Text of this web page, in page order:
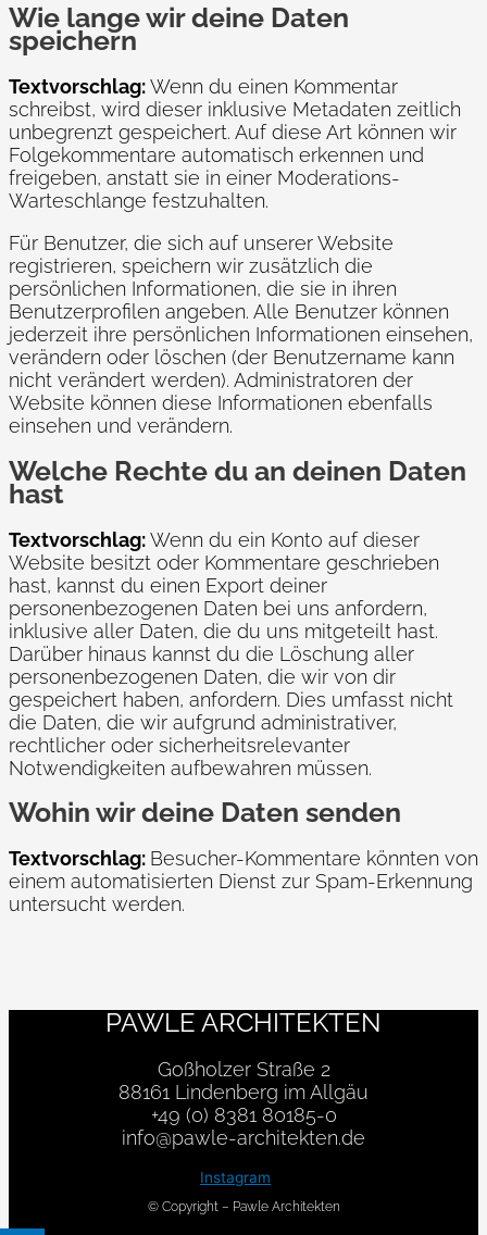
Wie lange wir deine Daten
speichern
Textvorschlag:Wenn du einen Kommentar
schreibst, wird dieser inklusive Metadaten zeitlich
unbegrenzt gespeichert. Auf diese Art können wir
Folgekommentare automatisch erkennen und
freigeben, anstatt sie in einer Moderations-
Warteschlange festzuhalten.
Für Benutzer, die sich auf unserer Website
registrieren, speichern wir zusätzlich die
persönlichen Informationen, die sie in ihren
Benutzerprofilen angeben. Alle Benutzer können
jederzeit ihre persönlichen Informationen einsehen,
verändern oder löschen (der Benutzername kann
nicht verändert werden). Administratoren der
Website können diese Informationen ebenfalls
einsehen und verändern.
Welche Rechte du an deinen Daten
hast
Textvorschlag:Wenn du ein Konto auf dieser
Website besitzt oder Kommentare geschrieben
hast, kannst du einen Export deiner
personenbezogenen Daten bei uns anfordern,
inklusive aller Daten, die du uns mitgeteilt hast.
Darüber hinaus kannst du die Löschung aller
personenbezogenen Daten, die wir von dir
gespeichert haben, anfordern. Dies umfasst nicht
die Daten, die wir aufgrund administrativer,
rechtlicher oder sicherheitsrelevanter
Notwendigkeiten aufbewahren müssen.
Wohin wir deine Daten senden
Textvorschlag: Besucher-Kommentare könnten von
einem automatisierten Dienst zur Spam-Erkennung
untersucht werden.
PAWLE ARCHITEKTEN
Goßholzer Straße 2
88161 Lindenberg im Allgäu
+49 (0) 8381 80185-0
info@pawle-architekten.de
Instagram
© Copyright – Pawle Architekten